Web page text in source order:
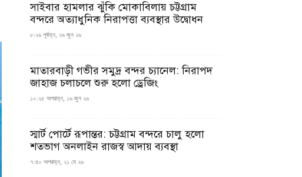
সাইবার হামলার ঝুঁকি মোকাবিলায় চট্টগ্রাম
বন্দরে অত্যাধুনিক নিরাপত্তা ব্যবস্থার উদ্বোধন
৮:২৬ পূর্বাহ্ন, ২৯ জুন ২৬
মাতারবাড়ী গভীর সমুদ্র বন্দর চ্যানেল: নিরাপদ
জাহাজ চলাচলে শুরু হলো ড্রেজিং
১০:২৫ অপরাহ্ন, ১৬ জুন ২৬
স্মার্ট পোর্টে রূপান্তর: চট্টগ্রাম বন্দরে চালু হলো
শতভাগ অনলাইন রাজস্ব আদায় ব্যবস্থা
৭:৪০ অপরাহ্ন, ২১ মে ২৬